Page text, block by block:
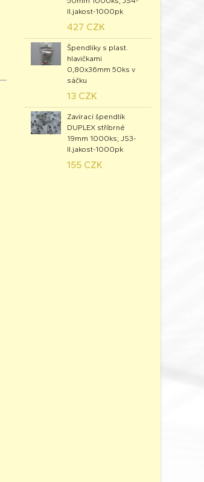
II.jakost-1000pk
427 CZK
Špendlíky s plast.
hlavičkami
0,80x36mm 50ks v
sáčku
13 CZK
Zavírací špendlík
DUPLEX stříbrné
19mm 1000ks; JS3-
II.jakost-1000pk
155 CZK